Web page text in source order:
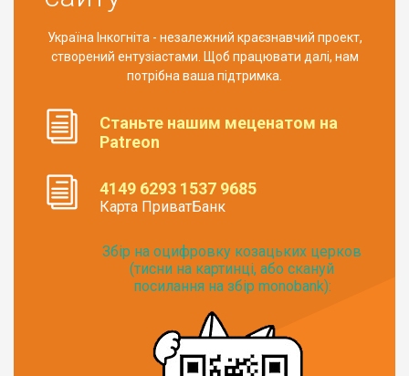
Україна Інкогніта - незалежний краєзнавчий проект,
створений ентузіастами. Щоб працювати далі, нам
потрібна ваша підтримка.
Станьте нашим меценатом на
Patreon
4149 6293 1537 9685
Карта ПриватБанк
Збір на оцифровку козацьких церков
(тисни на картинці, або скануй
посилання на збір monobank):